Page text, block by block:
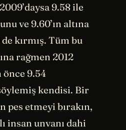
9.58 ile
ve 9.60’ın altına
kırmış. Tüm bu
rağmen 2012
önce 9.54
kendisi. Bir
pes etmeyi bırakın,
insan unvanı dahi